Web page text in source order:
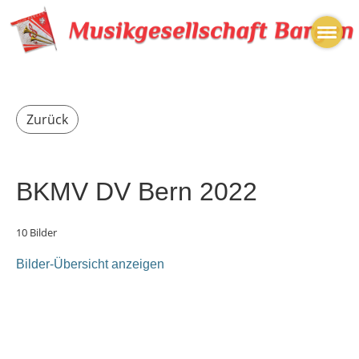
Zurück
BKMV DV Bern 2022
10 Bilder
Bilder-Übersicht anzeigen